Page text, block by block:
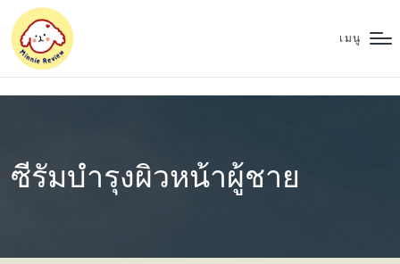
เมนู
ซีรัมบำรุงผิวหน้าผู้ชาย